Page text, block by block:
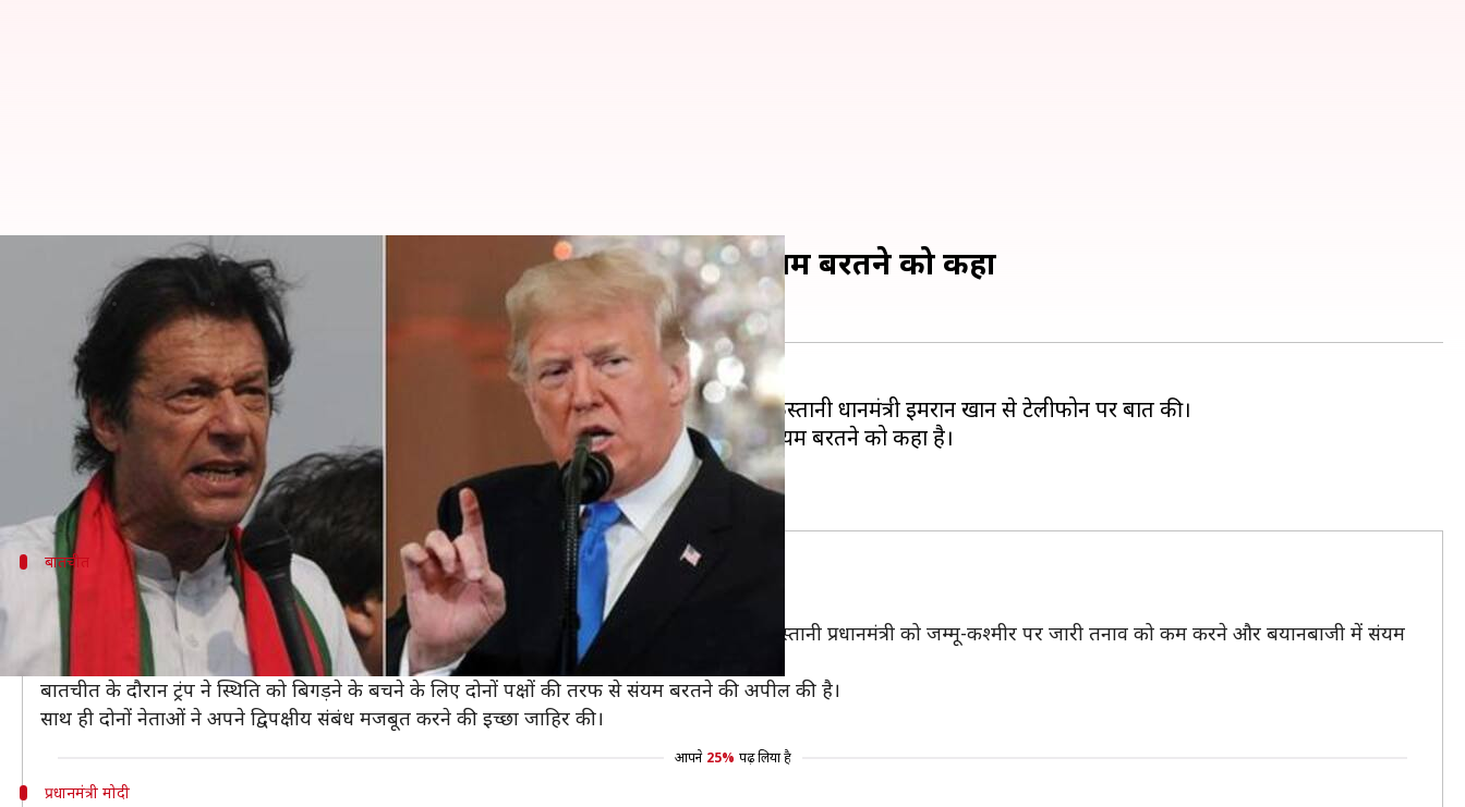
मोदी के बाद ट्रंप ने इमरान खान से की बातचीत, बयानबाजी में संयम बरतने को कहा
प्रमोद कुमार Aug 20, 2019 10:07 am
क्या है खबर?
भारतीय प्रधानमंत्री नरेंद्र मोदी से टेलीफोन पर बात करने के बाद अमेरिकी राष्ट्रपति डोनाल्ड ट्रंप ने पाकिस्तानी प्रधानमंत्री इमरान खान से टेलीफोन पर बात की।
ट्रंप ने इमरान को जम्मू-कश्मीर पर जारी तनाव को कम करने के लिए भारत के साथ बयानबाजी में संयम बरतने को कहा है।
ट्रंप की यह एक सप्ताह में दूसरी बार इमरान खान के साथ टेलीफोन पर हुई बातचीत थी।
बातचीत
तनाव बढ़ाने से बचें दोनों देश
ट्रंप और इमरान के बीच हुई बातचीत के बारे में जानकारी देेते हुए व्हाइट हाउस ने बताया कि राष्ट्रपति ने पाकिस्तानी प्रधानमंत्री को जम्मू-कश्मीर पर जारी तनाव को कम करने और बयानबाजी में संयम
बरतने की जरूरत के बारे में बात की है।
बातचीत के दौरान ट्रंप ने स्थिति को बिगड़ने के बचने के लिए दोनों पक्षों की तरफ से संयम बरतने की अपील की है।
साथ ही दोनों नेताओं ने अपने द्विपक्षीय संबंध मजबूत करने की इच्छा जाहिर की।
आपने 25% पढ़ लिया है
प्रधानमंत्री मोदी